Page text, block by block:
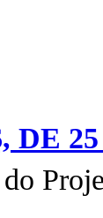
DE